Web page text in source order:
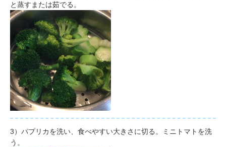
と蒸すまたは茹でる。
3） パプリカを洗い、食べやすい大きさに切る。ミニトマトを洗
う。